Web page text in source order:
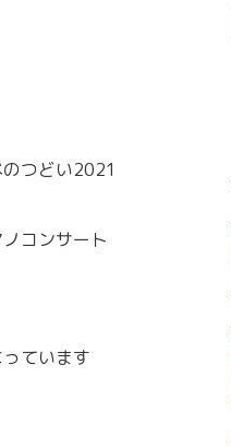
つどい2021
コンサート
ています